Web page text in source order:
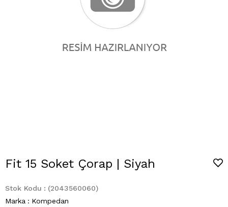
Fit 15 Soket Çorap | Siyah
Stok Kodu
(2043560060)
Marka : Kompedan